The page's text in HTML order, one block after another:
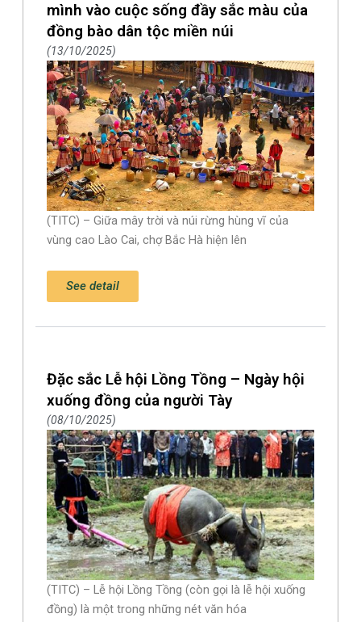
mình vào cuộc sống đầy sắc màu của
đồng bào dân tộc miền núi
13/10/2025
(TITC) – Giữa mây trời và núi rừng hùng vĩ của
vùng cao Lào Cai, chợ Bắc Hà hiện lên
See detail
Đặc sắc Lễ hội Lồng Tồng – Ngày hội
xuống đồng của người Tày
08/10/2025
(TITC) – Lễ hội Lồng Tồng (còn gọi là lễ hội xuống
đồng) là một trong những nét văn hóa